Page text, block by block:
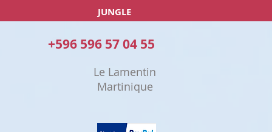
JUNGLE
Le Lamentin
Martinique
+596 596 57 04 55